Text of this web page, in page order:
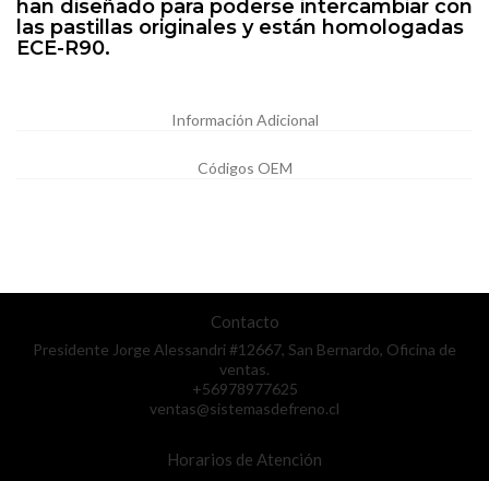
han diseñado para poderse intercambiar con
las pastillas originales y están homologadas
ECE-R90.
Información Adicional
Códigos OEM
Contacto
Presidente Jorge Alessandri #12667, San Bernardo, Oficina de
ventas.
+56978977625
ventas@sistemasdefreno.cl
Horarios de Atención